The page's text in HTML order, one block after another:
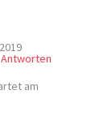
Antworten
am